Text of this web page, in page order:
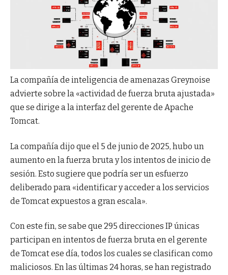
La compañía de inteligencia de amenazas Greynoise
advierte sobre la «actividad de fuerza bruta ajustada»
que se dirige a la interfaz del gerente de Apache
Tomcat.
La compañía dijo que el 5 de junio de 2025, hubo un
aumento en la fuerza bruta y los intentos de inicio de
sesión. Esto sugiere que podría ser un esfuerzo
deliberado para «identificar y acceder a los servicios
de Tomcat expuestos a gran escala».
Con este fin, se sabe que 295 direcciones IP únicas
participan en intentos de fuerza bruta en el gerente
de Tomcat ese día, todos los cuales se clasifican como
maliciosos. En las últimas 24 horas, se han registrado